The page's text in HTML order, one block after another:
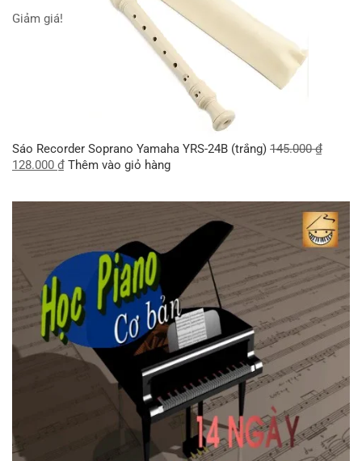
Giảm giá!
Sáo Recorder Soprano Yamaha YRS-24B (trắng) 145.000₫
128.000 ₫ Thêm vào giỏ hàng